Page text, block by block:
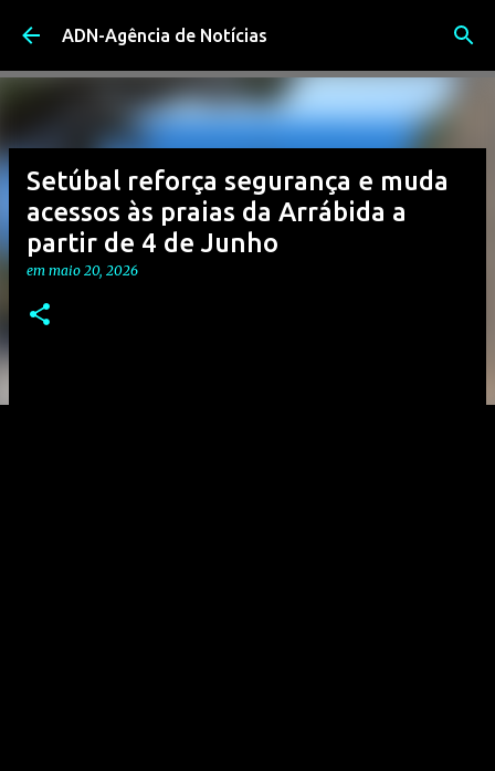
Avançar para o conteúdo principal
ADN-Agência de Notícias
Setúbal reforça segurança e muda
acessos às praias da Arrábida a
partir de 4 de Junho
em maio 20, 2026